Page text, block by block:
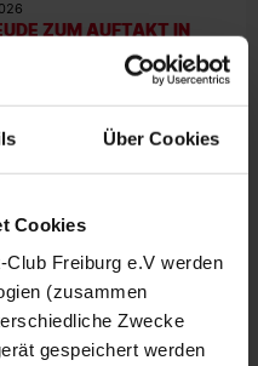
Über Cookies
Cookies
Freiburg e.V werden
(zusammen
Zwecke
gespeichert werden
ZUM AUFTAKT IN
AM FUSSBALL UND R
IN DER KICKER-